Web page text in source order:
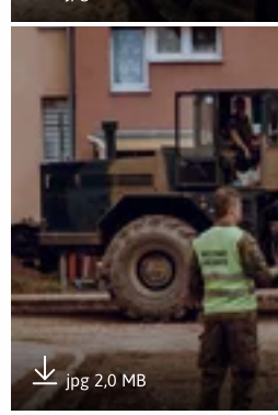
Pobierz załącznik
Otwórz załącznik Wojsko wciąż
jpg 2,0 MB
Pobierz załącznik